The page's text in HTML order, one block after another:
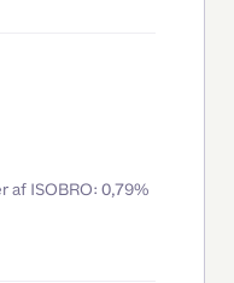
af ISOBRO: 0,79%